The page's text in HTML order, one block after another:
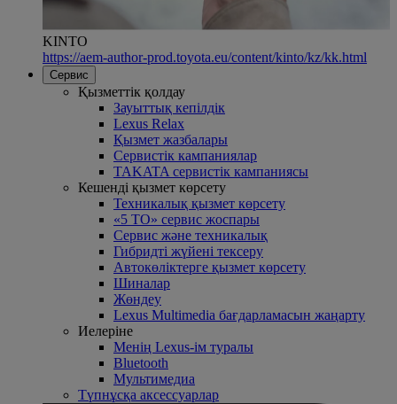
KINTO
https://aem-author-prod.toyota.eu/content/kinto/kz/kk.html
Сервис
Қызметтік қолдау
Зауыттық кепілдік
Lexus Relax
Қызмет жазбалары
Сервистік кампаниялар
TAKATA сервистік кампаниясы
Кешенді қызмет көрсету
Техникалық қызмет көрсету
«5 ТО» сервис жоспары
Сервис және техникалық
Гибридті жүйені тексеру
Автокөліктерге қызмет көрсету
Шиналар
Жөндеу
Lexus Multimedia бағдарламасын жаңарту
Иелеріне
Менің Lexus-ім туралы
Bluetooth
Mультимедиа
Түпнұсқа аксессуарлар